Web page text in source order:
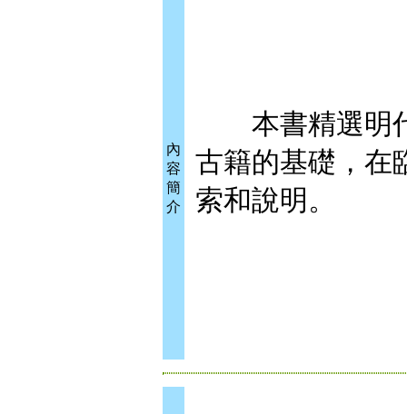
內
容
簡
介
本書精選明代
古籍的基礎，在
索和說明。